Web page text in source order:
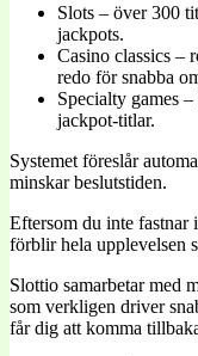
Slots – över 300
jackpots.
Casino classics –
redo för snabba
Specialty games
jackpot-titlar.
Systemet föreslår
minskar beslutstiden.
Eftersom du inte fastnar
förblir hela upplevelsen
Slottio samarbetar med
som verkligen driver
får dig att komma